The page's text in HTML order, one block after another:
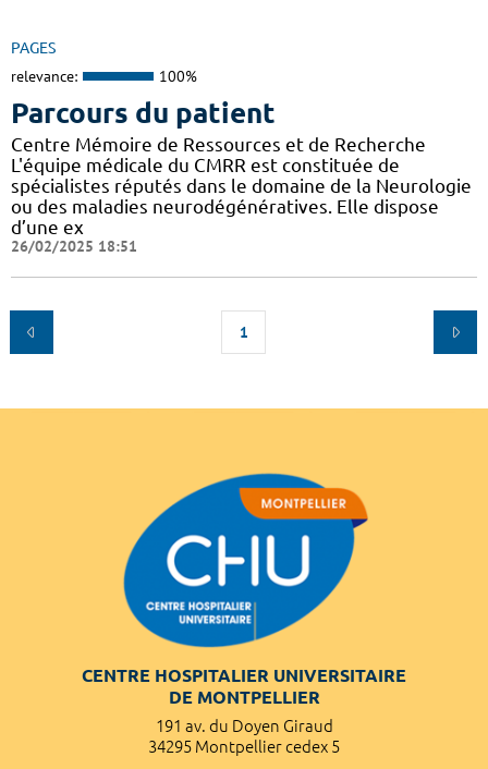
PAGES
relevance: 100%
Parcours du patient
Centre Mémoire de Ressources et de Recherche
L'équipe médicale du CMRR est constituée de
spécialistes réputés dans le domaine de la Neurologie
ou des maladies neurodégénératives. Elle dispose
d’une ex
26/02/2025 18:51
1
CENTRE HOSPITALIER UNIVERSITAIRE
DE MONTPELLIER
191 av. du Doyen Giraud
34295 Montpellier cedex 5